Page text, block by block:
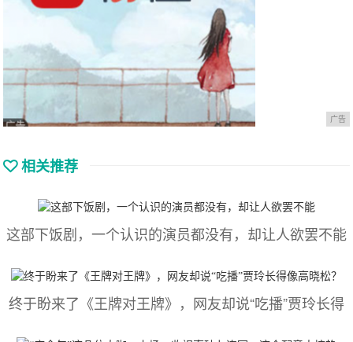
广告
相关推荐
这部下饭剧，一个认识的演员都没有，却让人欲罢不能
终于盼来了《王牌对王牌》，网友却说“吃播”贾玲长得